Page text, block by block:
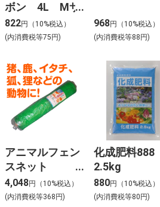
ボン 4L Mサ
イズ
822円（10%税込）
(内消費税等75円)
968円（10%税込）
(内消費税等88円)
アニマルフェン
スネット
G16MM1X50M
防獣ネット
4,048円（10%税込）
(内消費税等368円)
化成肥料888
2.5kg
880円（10%税込）
(内消費税等80円)